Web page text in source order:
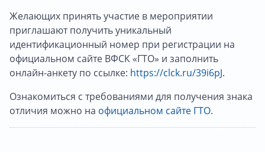
Желающих принять участие в мероприятии
приглашают получить уникальный
идентификационный номер при регистрации на
официальном сайте ВФСК «ГТО» и заполнить
онлайн-анкету по ссылке: https://clck.ru/39i6pJ.
Ознакомиться с требованиями для получения знака
отличия можно на официальном сайте ГТО.